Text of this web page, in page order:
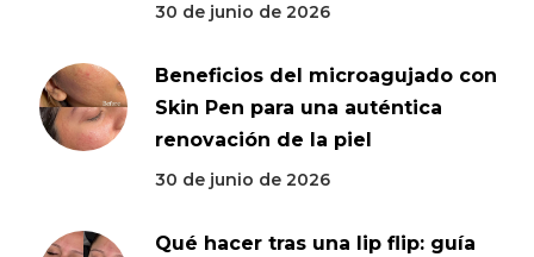
30 de junio de 2026
Beneficios del microagujado con
Skin Pen para una auténtica
renovación de la piel
30 de junio de 2026
Qué hacer tras una lip flip: guía